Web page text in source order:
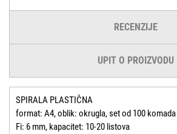
RECENZIJE
UPIT O PROIZVODU
SPIRALA PLASTIČNA
format: A4, oblik: okrugla, set od 100 komada
Fi: 6 mm, kapacitet: 10-20 listova